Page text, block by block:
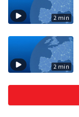
2 min
2 min